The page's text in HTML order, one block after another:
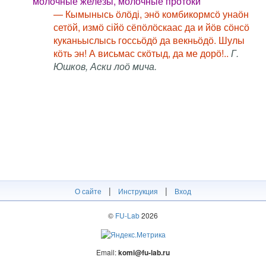
— Кымынысь ӧлӧді, энӧ комбикормсӧ унаӧн
сетӧй, измӧ сійӧ сёпӧлӧскаас да и йӧв сӧнсӧ
куканьыслысь госсьӧдӧ да векньӧдӧ. Шулы
кӧть эн! А висьмас скӧтыд, да ме дорӧ!.. Г.
Юшков, Аски лоӧ мича.
О сайте | Инструкция | Вход
© FU-Lab2026
Email:komi@fu-lab.ru